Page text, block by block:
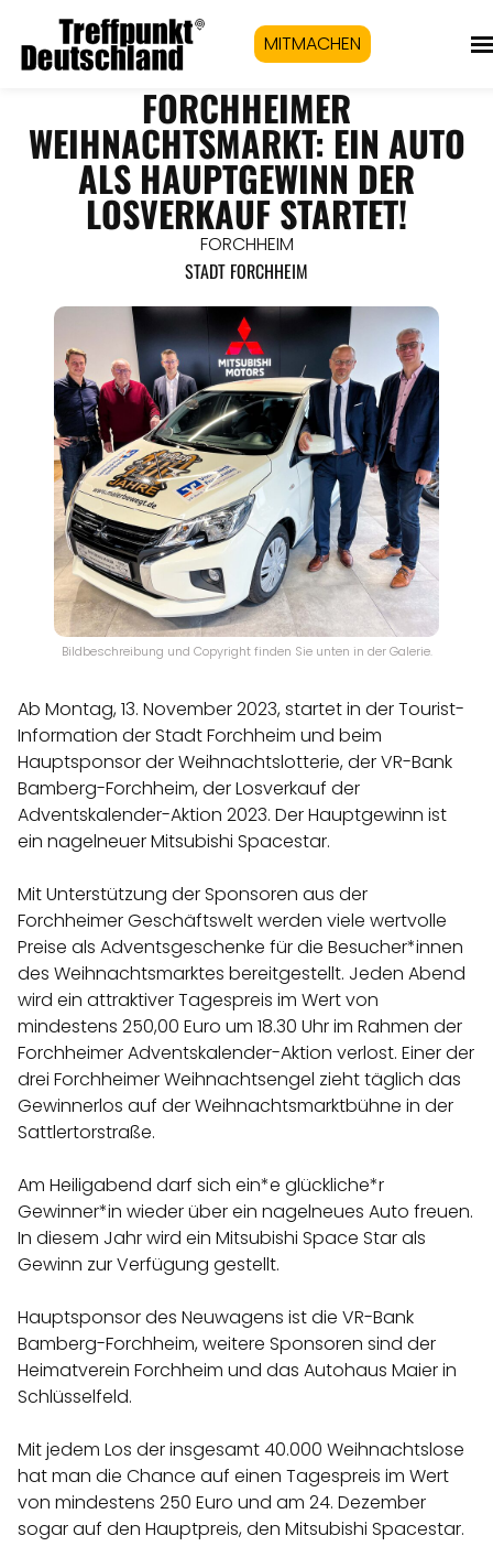
MITMACHEN
FORCHHEIMER
WEIHNACHTSMARKT: EIN AUTO
ALS HAUPTGEWINN DER
LOSVERKAUF STARTET!
FORCHHEIM
STADT FORCHHEIM
Bildbeschreibung und Copyright finden Sie unten in der Galerie.
Ab Montag, 13. November 2023, startet in der Tourist-
Information der Stadt Forchheim und beim
Hauptsponsor der Weihnachtslotterie, der VR-Bank
Bamberg-Forchheim, der Losverkauf der
Adventskalender-Aktion 2023. Der Hauptgewinn ist
ein nagelneuer Mitsubishi Spacestar.
Mit Unterstützung der Sponsoren aus der
Forchheimer Geschäftswelt werden viele wertvolle
Preise als Adventsgeschenke für die Besucher*innen
des Weihnachtsmarktes bereitgestellt. Jeden Abend
wird ein attraktiver Tagespreis im Wert von
mindestens 250,00 Euro um 18.30 Uhr im Rahmen der
Forchheimer Adventskalender-Aktion verlost. Einer der
drei Forchheimer Weihnachtsengel zieht täglich das
Gewinnerlos auf der Weihnachtsmarktbühne in der
Sattlertorstraße.
Am Heiligabend darf sich ein*e glückliche*r
Gewinner*in wieder über ein nagelneues Auto freuen.
In diesem Jahr wird ein Mitsubishi Space Star als
Gewinn zur Verfügung gestellt.
Hauptsponsor des Neuwagens ist die VR-Bank
Bamberg-Forchheim, weitere Sponsoren sind der
Heimatverein Forchheim und das Autohaus Maier in
Schlüsselfeld.
Mit jedem Los der insgesamt 40.000 Weihnachtslose
hat man die Chance auf einen Tagespreis im Wert
von mindestens 250 Euro und am 24. Dezember
sogar auf den Hauptpreis, den Mitsubishi Spacestar.